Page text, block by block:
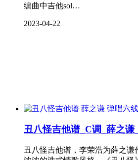
编曲中吉他sol…
2023-04-22
丑八怪吉他谱_C调_薛之谦
丑八怪吉他谱，李荣浩为薛之